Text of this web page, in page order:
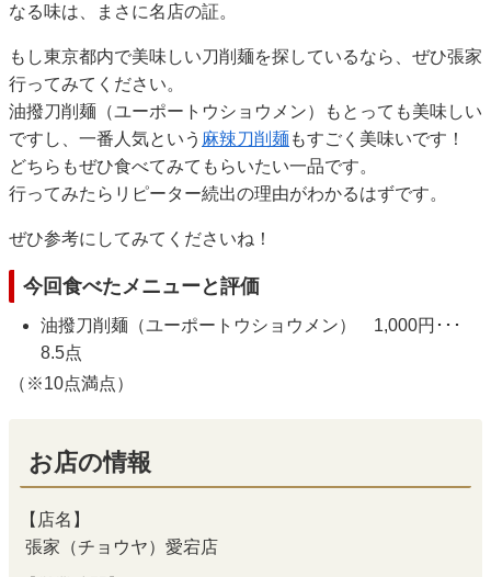
なる味は、まさに名店の証。
もし東京都内で美味しい刀削麺を探しているなら、ぜひ張家
行ってみてください。
油撥刀削麺（ユーポートウショウメン）もとっても美味しい
ですし、一番人気という 麻辣刀削麺 もすごく美味いです！
どちらもぜひ食べてみてもらいたい一品です。
行ってみたらリピーター続出の理由がわかるはずです。
ぜひ参考にしてみてくださいね！
今回食べたメニューと評価
油撥刀削麺（ユーポートウショウメン） 1,000円･･･
8.5点
（※10点満点）
お店の情報
【店名】
張家（チョウヤ）愛宕店